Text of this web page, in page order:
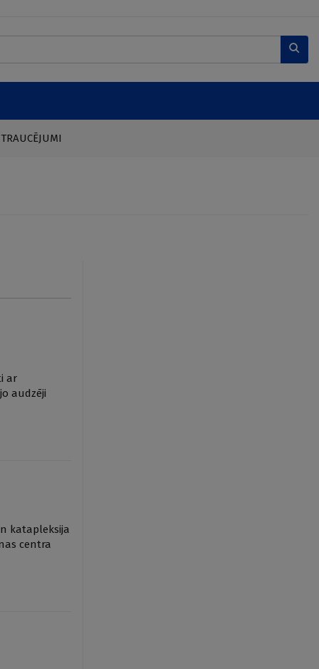
ar
audzēji
katapleksija
centra